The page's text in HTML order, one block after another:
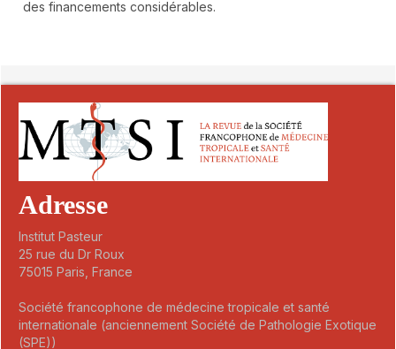
des financements considérables.
Adresse
Institut Pasteur
25 rue du Dr Roux
75015 Paris, France
Société francophone de médecine tropicale et santé
internationale (anciennement Société de Pathologie Exotique
(SPE))